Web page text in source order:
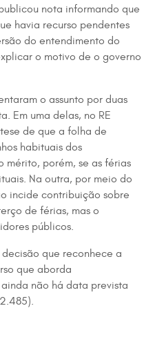
nota informando que
havia recurso pendentes
do entendimento do
o motivo de o governo
o assunto por duas
Em uma delas, no RE
de que a folha de
habituais dos
mérito, porém, se as férias
Na outra, por meio do
incide contribuição sobre
de férias, mas o
públicos.
que reconhece a
que aborda
não há data prevista